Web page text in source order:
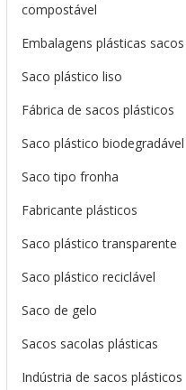
compostável
Embalagens plásticas sacos
Saco plástico liso
Fábrica de sacos plásticos
Saco plástico biodegradável
Saco tipo fronha
Fabricante plásticos
Saco plástico transparente
Saco plástico reciclável
Saco de gelo
Sacos sacolas plásticas
Indústria de sacos plásticos